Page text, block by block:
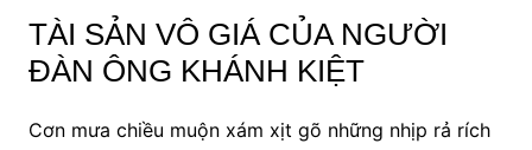
TÀI SẢN VÔ GIÁ CỦA NGƯỜI
ĐÀN ÔNG KHÁNH KIỆT
Cơn mưa chiều muộn xám xịt gõ những nhịp rả rích